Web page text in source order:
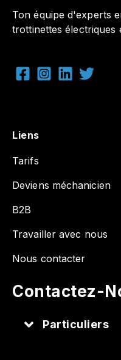
Ton équipe d'experts
trottinettes électriques
Liens
Tarifs
Deviens méchanicien
B2B
Travailler avec nous
Nous contacter
Contactez-
Particuliers